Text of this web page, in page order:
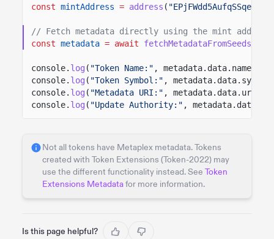
const mintAddress = address (
// Fetch metadata directly using the mint address
const metadata = await fetchMetadataFromSeeds
console. log ( "Token Name:" , metadata.data.name);
console. log ( "Token Symbol:" ,
console. log ( "Metadata URI:" , metadata.data.uri);
console. log ( "Update Authority:" ,
Not all tokens have Metaplex metadata. Tokens
created with Token Extensions (Token-2022) may
use the different functionality instead. See Token
Extensions Metadatafor more information.
Is this page helpful?